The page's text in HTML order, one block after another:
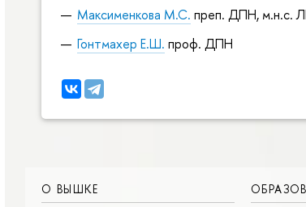
Максименкова М.С. преп. ДПН, м.н.с.
Гонтмахер Е.Ш. проф. ДПН
О ВЫШКЕ